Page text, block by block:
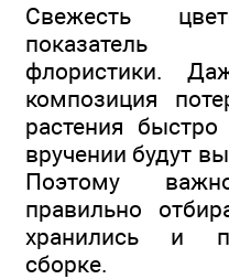
Свежесть
показатель
флористики.
композиция
растения
вручении будут
Поэтому
правильно
хранились и
сборке.